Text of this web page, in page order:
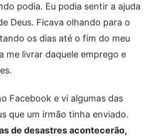
podia. Eu podia sentir a ajuda
Deus. Ficava olhando para o
os dias até o fim do meu
me livrar daquele emprego e
Facebook e vi algumas das
que um irmão tinha enviado.
de desastres acontecerão,